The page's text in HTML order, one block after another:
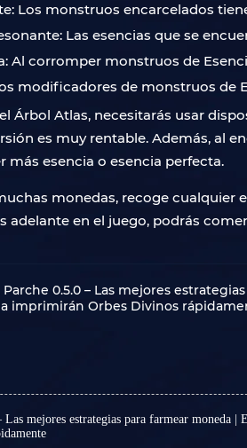
Los monstruos encarcelados
Las esencias que se
Al corromper monstruos de
modificadores de monstruos de
Árbol Atlas, necesitarás usar
es muy rentable. Además, al
más esencia o esencia perfecta.
monedas, recoge cualquier
adelante en el juego, podrás
Parche 0.5.0 – Las mejores
imprimirán Orbes Divinos
mejores estrategias para farmear moneda |